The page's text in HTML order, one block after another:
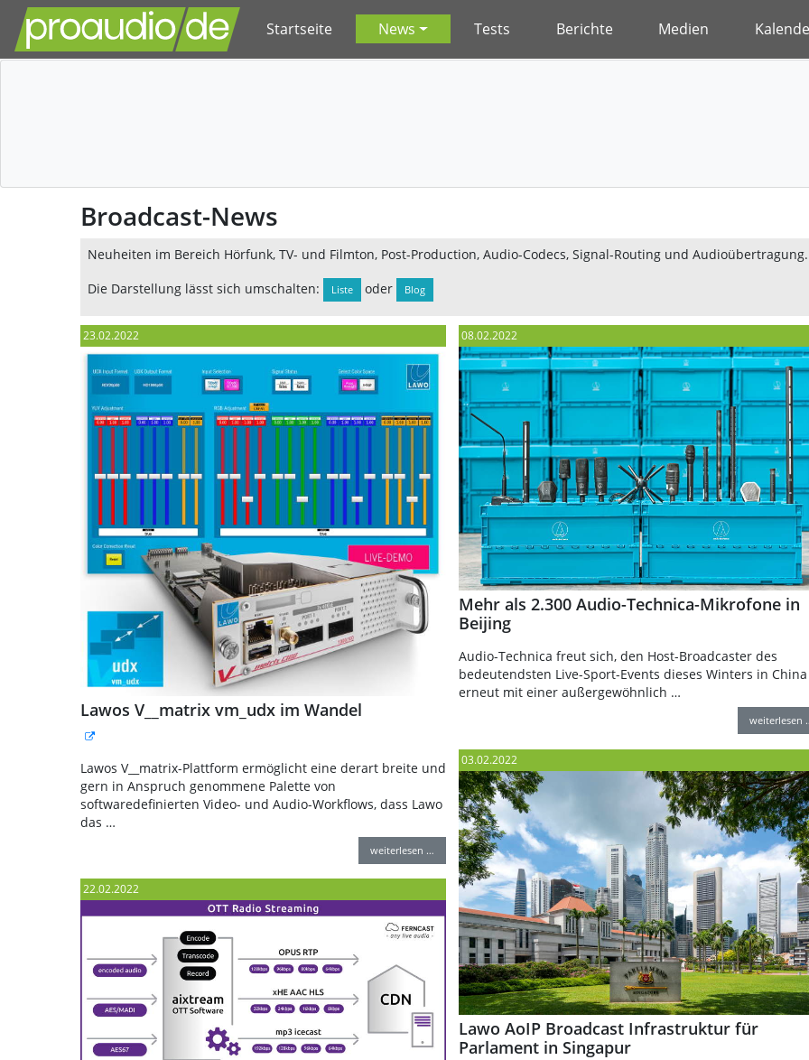
Startseite News Tests Berichte Medien
Broadcast-News
Neuheiten im Bereich Hörfunk, TV- und Filmton, Post-Production, Audio-Codecs, Signal-Routing und Audioübertragung.
Die Darstellung lässt sich umschalten:
Liste oder Blog
23.02.2022
Lawos V__matrix vm_udx im Wandel
Lawos V__matrix-Plattform ermöglicht eine derart breite und
gern in Anspruch genommene Palette von
softwaredefinierten Video- und Audio-Workflows, dass Lawo
das …
weiterlesen …
22.02.2022
08.02.2022
Mehr als 2.300 Audio-Technica-Mikrofone in
Beijing
Audio-Technica freut sich, den Host-Broadcaster des
bedeutendsten Live-Sport-Events dieses Winters in China
erneut mit einer außergewöhnlich …
weiterlesen
03.02.2022
Lawo AoIP Broadcast Infrastruktur für
Parlament in Singapur